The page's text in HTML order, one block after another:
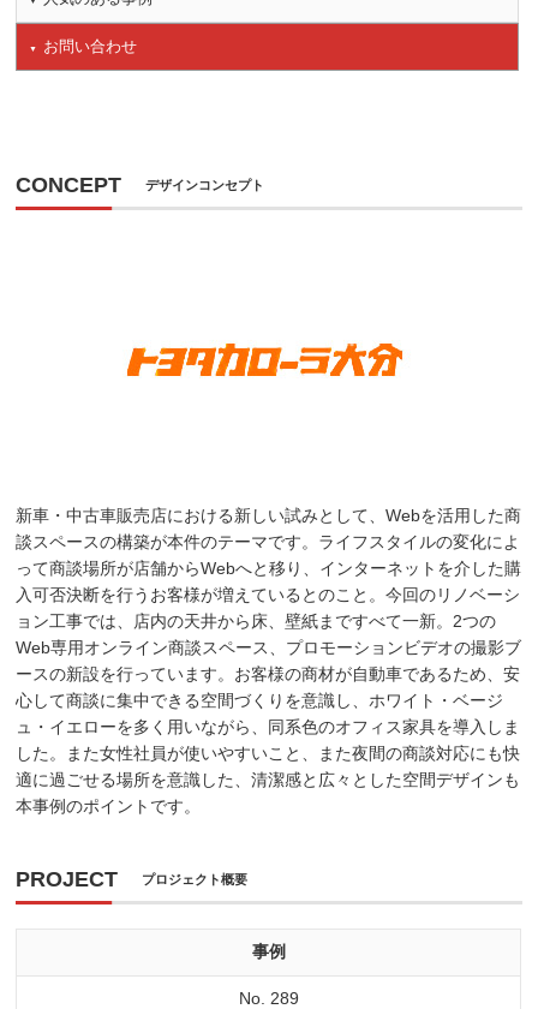
お問い合わせ
CONCEPT デザインコンセプト
新車・中古車販売店における新しい試みとして、Webを活用した商
談スペースの構築が本件のテーマです。ライフスタイルの変化によ
って商談場所が店舗からWebへと移り、インターネットを介した購
入可否決断を行うお客様が増えているとのこと。今回のリノベーシ
ョン工事では、店内の天井から床、壁紙まですべて一新。2つの
Web専用オンライン商談スペース、プロモーションビデオの撮影ブ
ースの新設を行っています。お客様の商材が自動車であるため、安
心して商談に集中できる空間づくりを意識し、ホワイト・ベージ
ュ・イエローを多く用いながら、同系色のオフィス家具を導入しま
した。また女性社員が使いやすいこと、また夜間の商談対応にも快
適に過ごせる場所を意識した、清潔感と広々とした空間デザインも
本事例のポイントです。
PROJECT プロジェクト概要
事例
No. 289